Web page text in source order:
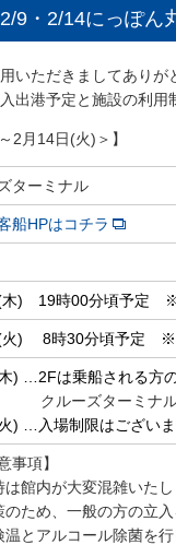
9・2/14にっぽ
いただきましてありが
出港予定と施設の利用
2月14日(火)＞】
ターミナル
船HPはコチラ
) 19時00分頃予定 ※
火) 8時30分頃予定 ※
) …2Fは乗船される方
ミナル内駐車場は
) …入場制限はございま
事項】
館内が大変混雑いたし
ため、一般の方の立
とアルコール除菌を